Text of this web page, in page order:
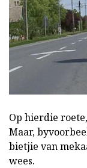
Op hierdie
Maar,
bietjie van
wees.